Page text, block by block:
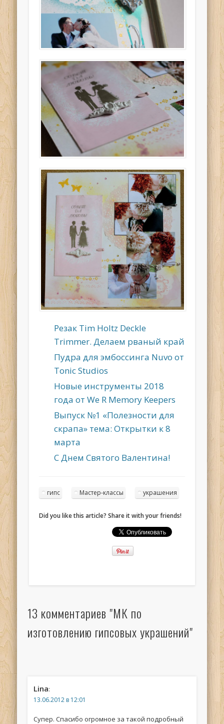
Резак Tim Holtz Deckle
Trimmer. Делаем рваный край
Пудра для эмбоссинга Nuvo от
Tonic Studios
Новые инструменты 2018
года от We R Memory Keepers
Выпуск №1 «Полезности для
скрапа» тема: Открытки к 8
марта
С Днем Святого Валентина!
гипс Мастер-классы украшения
Did you like this article? Share it with your friends!
13 комментариев "МК по
изготовлению гипсовых украшений"
Lina:
13.06.2012 в 12:01
Супер. Спасибо огромное за такой подробный